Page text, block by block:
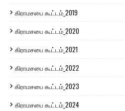
கிராமசபை கூட்டம்_2019
கிராமசபை கூட்டம்_2020
கிராமசபை கூட்டம்_2021
கிராமசபை கூட்டம்_2022
கிராமசபை கூட்டம்_2023
கிராமசபை கூட்டம்_2024